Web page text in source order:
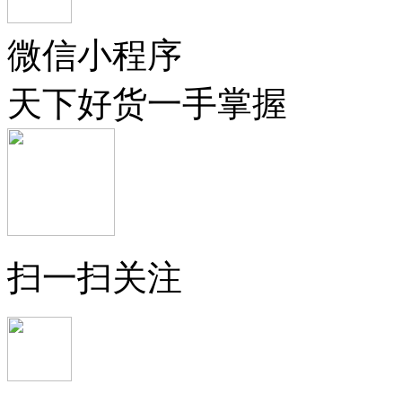
微信小程序
天下好货一手掌握
扫一扫关注